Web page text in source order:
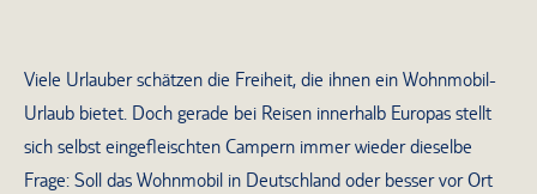
Viele Urlauber schätzen die Freiheit, die ihnen ein Wohnmobil-
Urlaub bietet. Doch gerade bei Reisen innerhalb Europas stellt
sich selbst eingefleischten Campern immer wieder dieselbe
Frage: Soll das Wohnmobil in Deutschland oder besser vor Ort